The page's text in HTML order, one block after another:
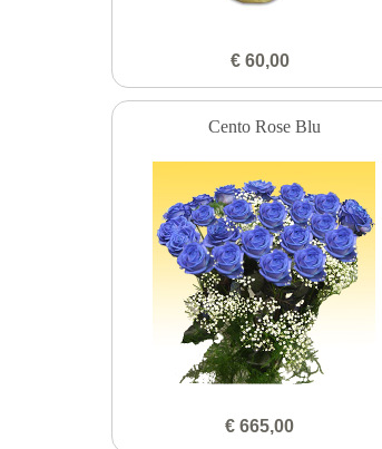
€ 60,00
Cento Rose Blu
€ 665,00